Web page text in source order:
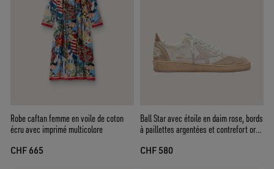
Robe caftan femme en voile de coton
écru avec imprimé multicolore
CHF 665
Ball Star avec étoile en daim rose, bords
à paillettes argentées et contrefort or
CHF 580